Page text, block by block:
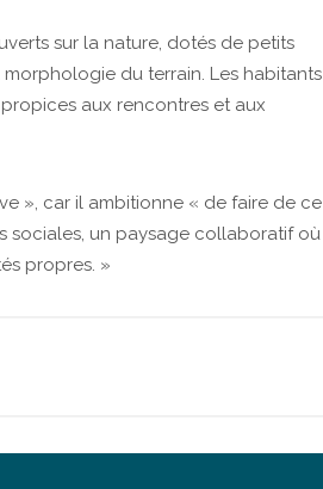
sur la nature, dotés de petits
du terrain. Les habitants
aux rencontres et aux
», car il ambitionne « de faire de ce
sociales, un paysage collaboratif où
propres. »